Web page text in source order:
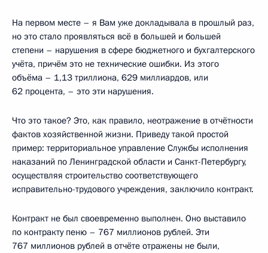
На первом месте – я Вам уже докладывала в прошлый раз,
но это стало проявляться всё в большей и большей
степени – нарушения в сфере бюджетного и бухгалтерского
учёта, причём это не технические ошибки. Из этого
объёма – 1,13 триллиона, 629 миллиардов, или
62 процента, – это эти нарушения.
Что это такое? Это, как правило, неотражение в отчётности
фактов хозяйственной жизни. Приведу такой простой
пример: территориальное управление Службы исполнения
наказаний по Ленинградской области и Санкт-Петербургу,
осуществляя строительство соответствующего
исправительно-трудового учреждения, заключило контракт.
Контракт не был своевременно выполнен. Оно выставило
по контракту пеню – 767 миллионов рублей. Эти
767 миллионов рублей в отчёте отражены не были,